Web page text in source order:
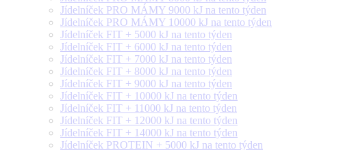
Jídelníček PRO MÁMY 9000 kJ na tento týden
Jídelníček PRO MÁMY 10000 kJ na tento týden
Jídelníček FIT + 5000 kJ na tento týden
Jídelníček FIT + 6000 kJ na tento týden
Jídelníček FIT + 7000 kJ na tento týden
Jídelníček FIT + 8000 kJ na tento týden
Jídelníček FIT + 9000 kJ na tento týden
Jídelníček FIT + 10000 kJ na tento týden
Jídelníček FIT + 11000 kJ na tento týden
Jídelníček FIT + 12000 kJ na tento týden
Jídelníček FIT + 14000 kJ na tento týden
Jídelníček PROTEIN + 5000 kJ na tento týden